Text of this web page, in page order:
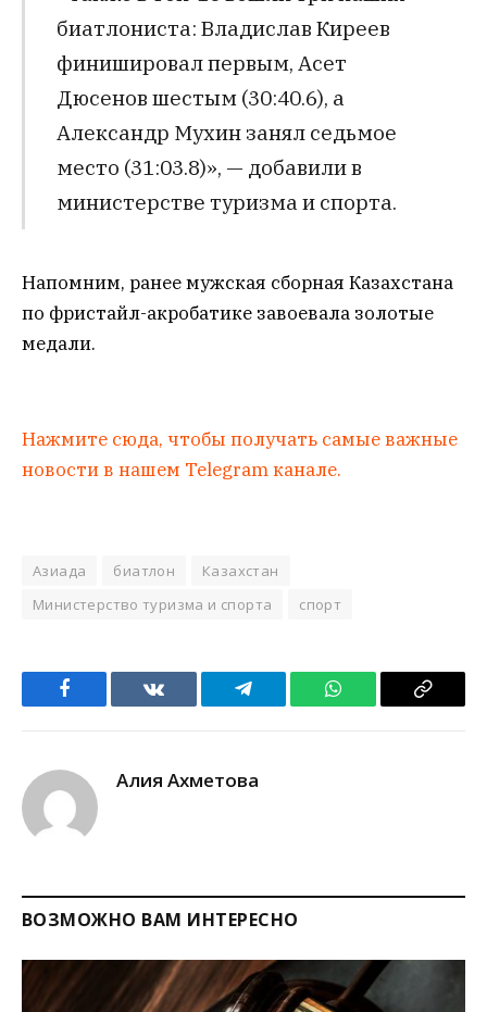
биатлониста: Владислав Киреев
финишировал первым, Асет
Дюсенов шестым (30:40.6), а
Александр Мухин занял седьмое
место (31:03.8)», — добавили в
министерстве туризма и спорта.
Напомним, ранее мужская сборная Казахстана
по фристайл-акробатике завоевала золотые
медали.
Нажмите сюда, чтобы получать самые важные
новости в нашем Telegram канале.
Азиада биатлон
Казахстан
Министерство туризма и спорта
спорт
Facebook VKontakteTelegram WhatsApp Copy
Алия Ахметова
ВОЗМОЖНО ВАМ ИНТЕРЕСНО